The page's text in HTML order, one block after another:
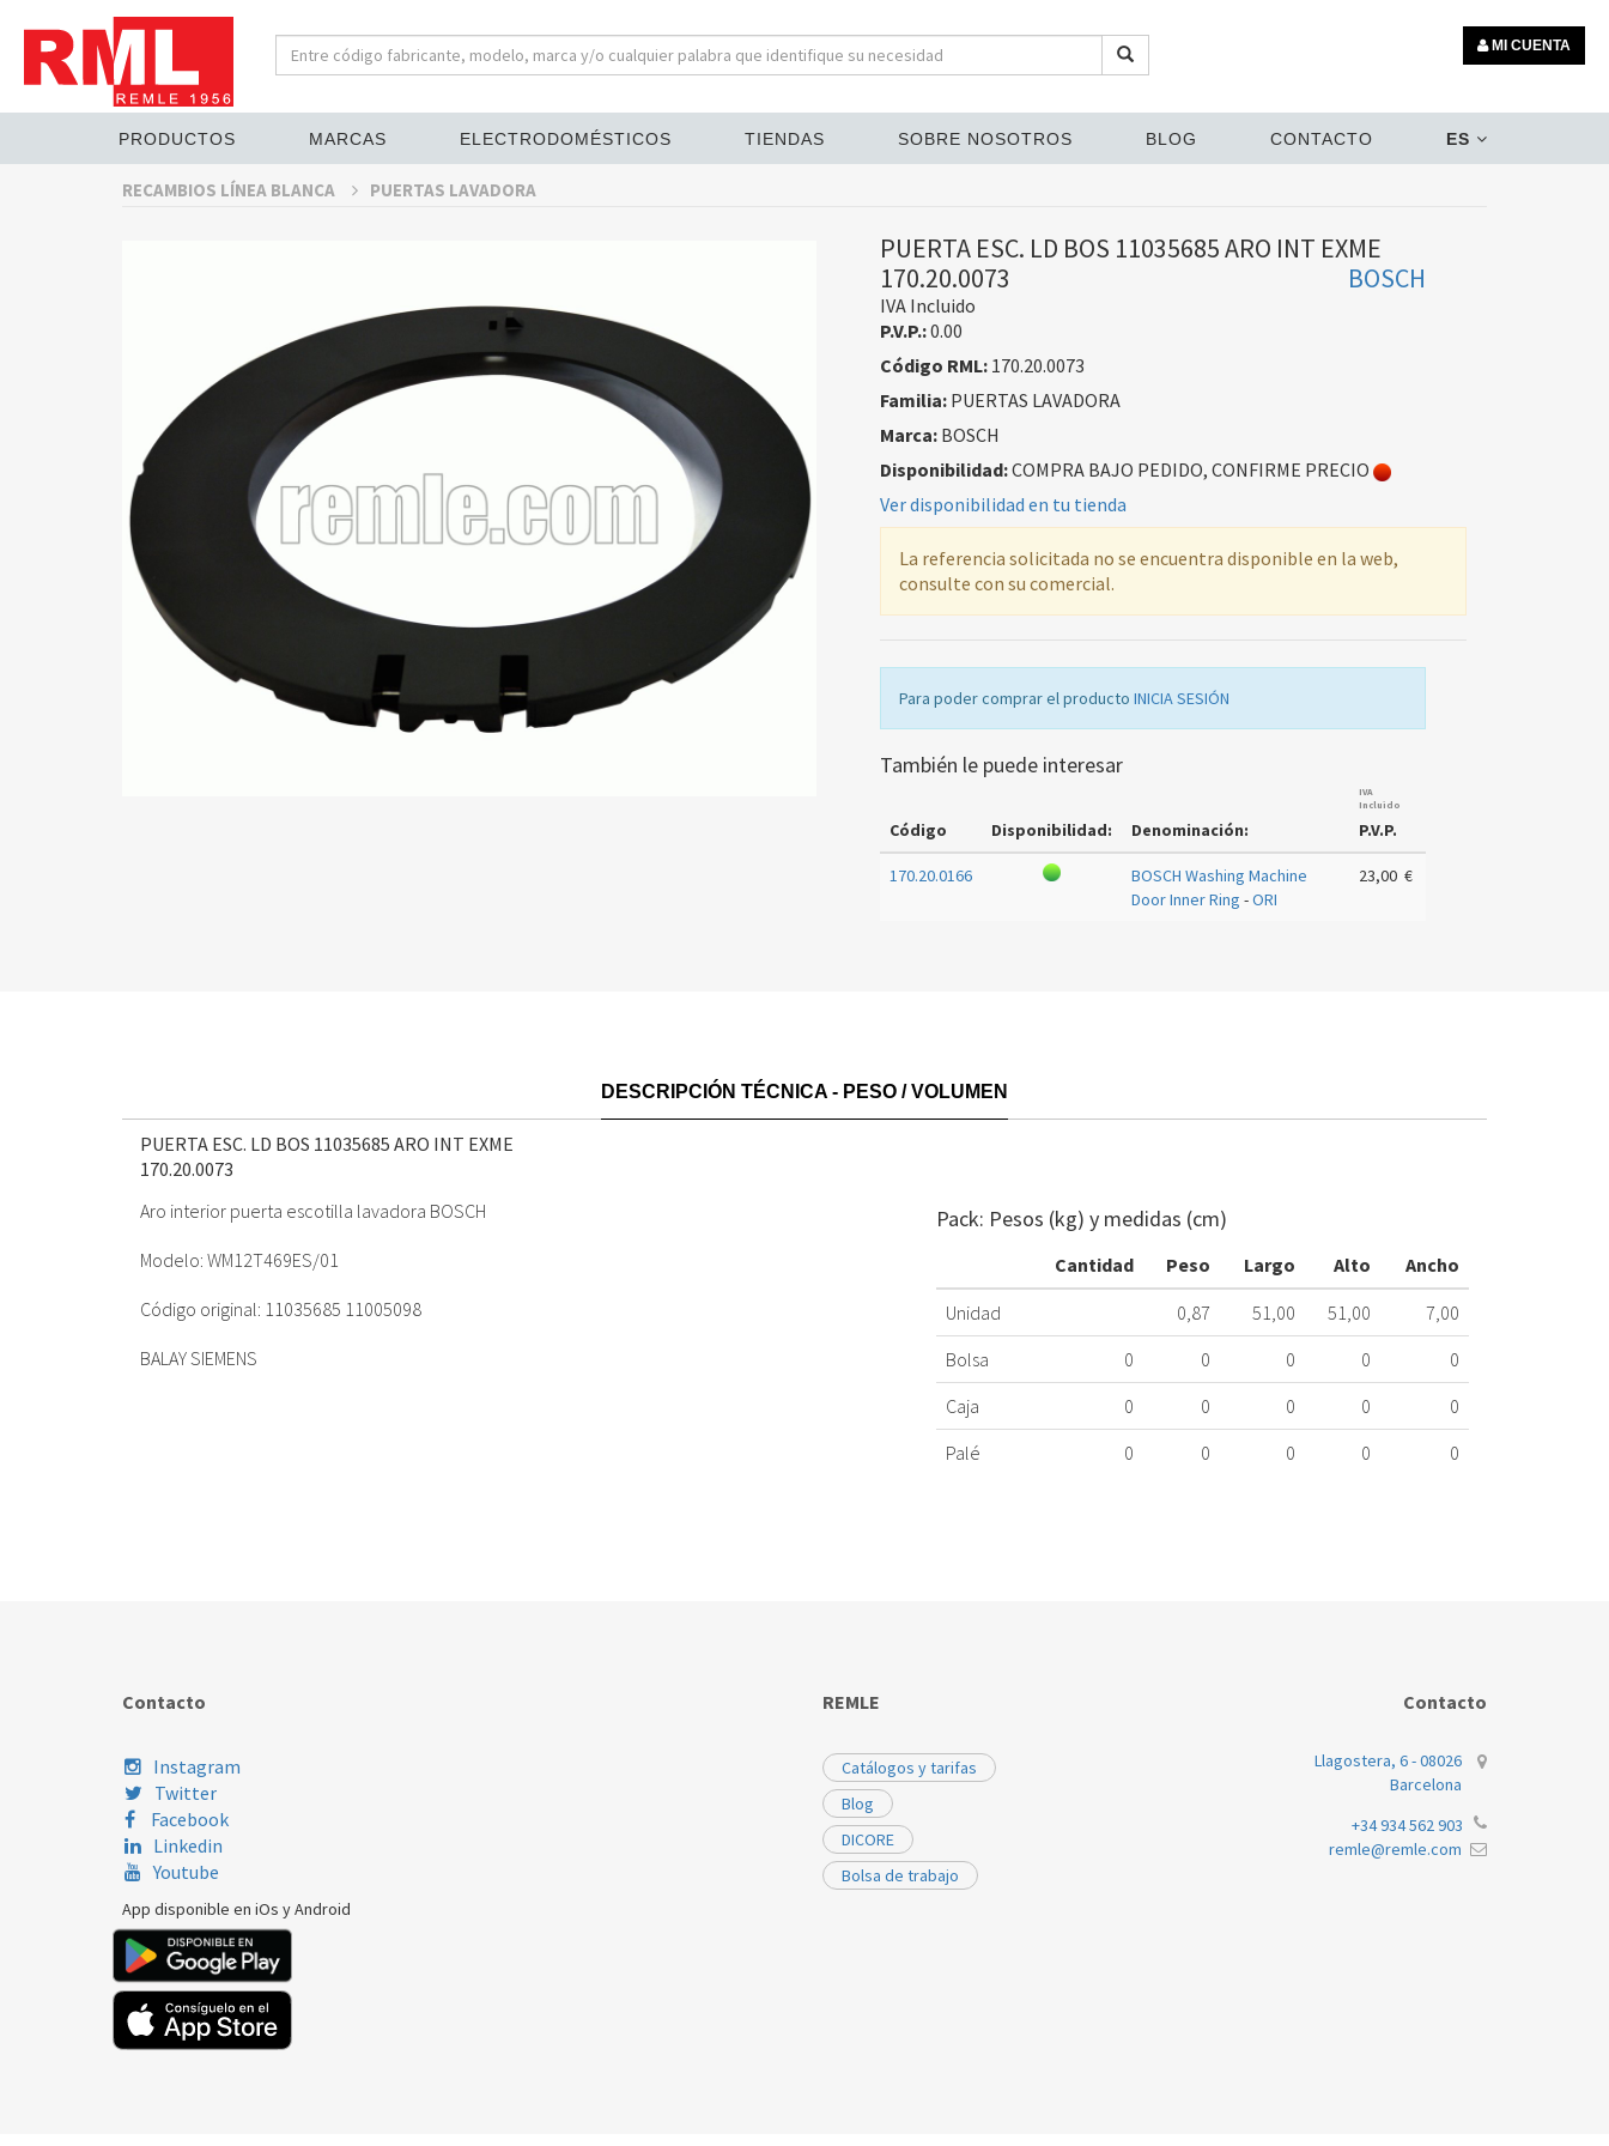
MI CUENTA
PRODUCTOS MARCAS ELECTRODOMÉSTICOS TIENDAS SOBRE NOSOTROS BLOG CONTACTO ES
RECAMBIOS LÍNEA BLANCA PUERTAS LAVADORA
PUERTA ESC. LD BOS 11035685 ARO INT EXME
170.20.0073
BOSCH
IVA Incluido
P.V.P.:0.00
Código RML:170.20.0073
Familia:PUERTAS LAVADORA
Marca:BOSCH
Disponibilidad:COMPRA BAJO PEDIDO, CONFIRME PRECIO
Ver disponibilidad en tu tienda
La referencia solicitada no se encuentra disponible en la web,
consulte con su comercial.
Para poder comprar el producto INICIA SESIÓN
También le puede interesar
Código Disponibilidad: Denominación:
IVA
Incluido
P.V.P.
170.20.0166
BOSCH Washing Machine
Door Inner Ring -ORI
23,00 €
DESCRIPCIÓN TÉCNICA - PESO / VOLUMEN
PUERTA ESC. LD BOS 11035685 ARO INT EXME
170.20.0073
Aro interior puerta escotilla lavadora BOSCH
Modelo: WM12T469ES/01
Código original: 11035685 11005098
BALAY SIEMENS
Pack: Pesos (kg) y medidas (cm)
Cantidad Peso Largo Alto
Ancho
Unidad
0,87 51,00 51,00
7,00
Bolsa
0 0 0 0
0
Caja
0 0 0 0
0
Palé
0 0 0 0 0
Contacto
Instagram
Twitter
Facebook
Linkedin
Youtube
App disponible en iOs y Android
REMLE
Catálogos y tarifas
Blog
DICORE
Bolsa de trabajo
Contacto
Llagostera, 6 - 08026
Barcelona
+34 934 562 903
remle@remle.com